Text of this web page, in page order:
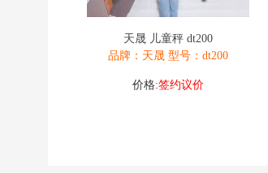
天晟 儿童秤 dt200
品牌：天晟 型号：dt200
价格:签约议价